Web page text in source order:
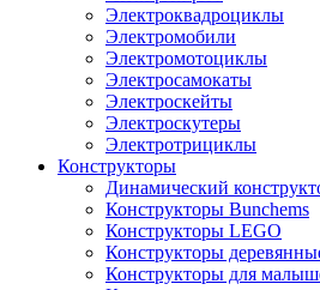
Электроквадроциклы
Электромобили
Электромотоциклы
Электросамокаты
Электроскейты
Электроскутеры
Электротрициклы
Конструкторы
Динамический
Конструкторы Bunchems
Конструкторы LEGO
Конструкторы
Конструкторы для